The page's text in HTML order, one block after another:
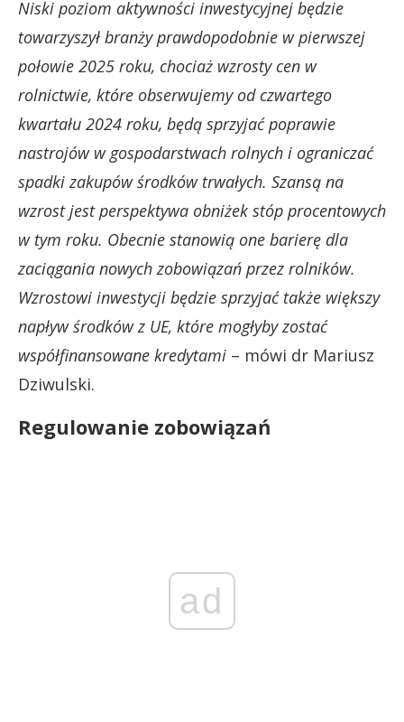
Niski poziom aktywności inwestycyjnej będzie
towarzyszył branży prawdopodobnie w pierwszej
połowie 2025 roku, chociaż wzrosty cen w
rolnictwie, które obserwujemy od czwartego
kwartału 2024 roku, będą sprzyjać poprawie
nastrojów w gospodarstwach rolnych i ograniczać
spadki zakupów środków trwałych. Szansą na
wzrost jest perspektywa obniżek stóp procentowych
w tym roku. Obecnie stanowią one barierę dla
zaciągania nowych zobowiązań przez rolników.
Wzrostowi inwestycji będzie sprzyjać także większy
napływ środków z UE, które mogłyby zostać
współfinansowane kredytami – mówi dr Mariusz
Dziwulski.
Regulowanie zobowiązań
ad